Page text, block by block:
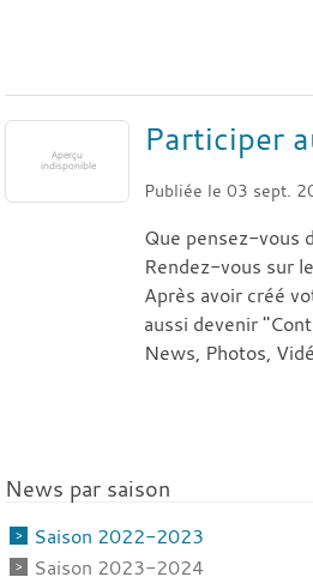
Participer
Publiée le 03 sept.
Que pensez-vous
Rendez-vous sur
Après avoir créé
aussi devenir
News, Photos,
News par saison
Saison 2022-2023
Saison 2023-2024